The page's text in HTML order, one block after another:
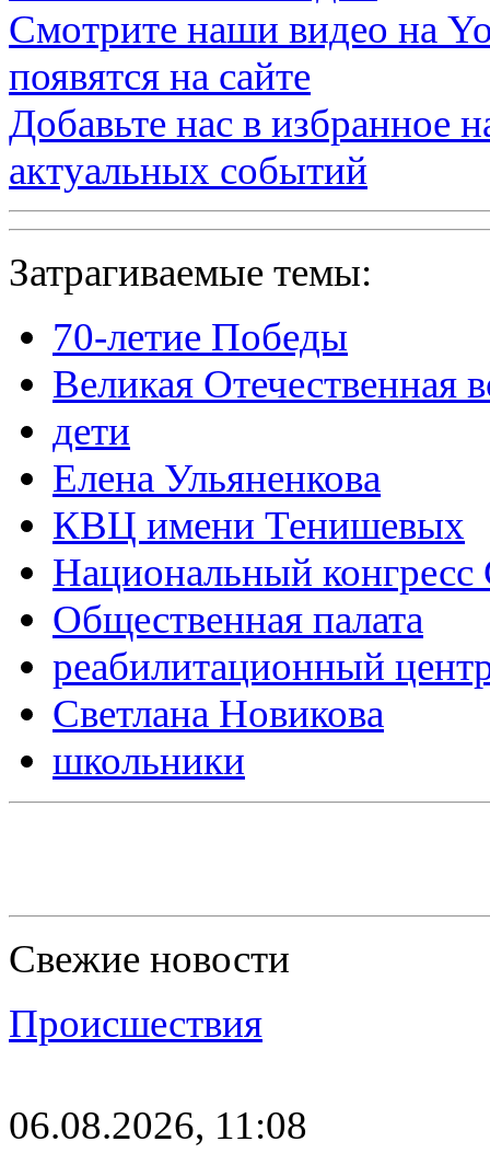
Смотрите наши видео на
появятся на сайте
Добавьте нас в избранное
актуальных событий
Затрагиваемые темы:
70-летие Победы
Великая Отечественная
дети
Елена Ульяненкова
КВЦ имени Тенишевых
Национальный конгресс
Общественная палата
реабилитационный
Светлана Новикова
школьники
Свежие новости
Происшествия
06.08.2026, 11:08